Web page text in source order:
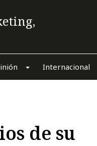
Internacional
de su